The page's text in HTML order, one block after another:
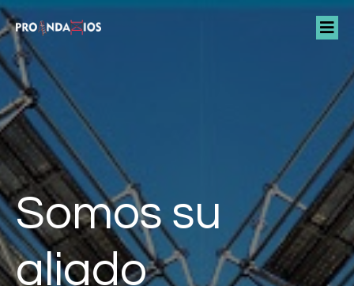
Somos su
aliado